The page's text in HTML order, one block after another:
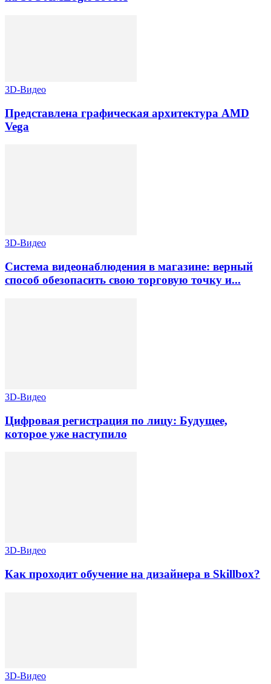
3D-Видео
Представлена графическая архитектура AMD
Vega
3D-Видео
Система видеонаблюдения в магазине: верный
способ обезопасить свою торговую точку и...
3D-Видео
Цифровая регистрация по лицу: Будущее,
которое уже наступило
3D-Видео
Как проходит обучение на дизайнера в Skillbox?
3D-Видео